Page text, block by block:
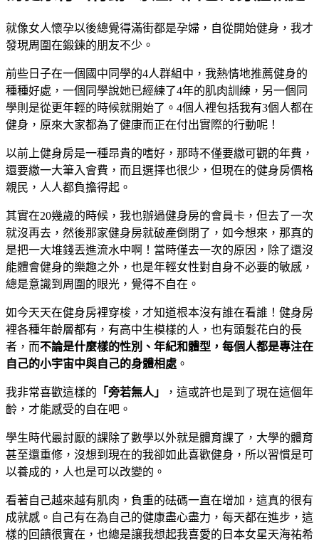
就像女人懷孕以後總覺得滿街都是孕婦，自從開始健身，我才
發現周圍在鍛鍊的朋友不少。
前些日子在一個國中同學的4人群組中，我熱情地推薦健身的
種種好處，一個同學說她已經練了4年的肌肉訓練，另一個同
學則是從更年輕的時候就開始了。4個人裡包括我有3個人都在
健身，原來大家都為了健康而正在付出實際的行動呢！
以前上健身房是一種昂貴的嗜好，那時不僅要繳可觀的年費，
還要繳一大筆入會費，而且選擇也很少，但現在的健身房價格
親民，人人都負擔得起。
其實在20幾歲的時候，我也辦過健身房的會員卡，但去了一次
就沒再去，然後那家健身房就破產倒閉了，如今想來，那真的
是把一大堆錢丟進流水中啊！當時僅去一次的原因，除了還沒
能體會健身的樂趣之外，也是年輕女性對自身不必要的敏感，
總是意識到周圍的眼光，覺得不自在。
如今天天在健身房裡穿梭，才知道根本沒有誰在看誰！健身房
裡各種年齡層都有，有高中生模樣的人，也有頭髮花白的長
者，而不論是什麼樣的性別、年紀和體型，每個人都是專注在
自己的小宇宙中與自己的身體相處 。
我非常喜歡這樣的 「旁若無人」
，這或許也是到了現在這個年
齡，才能感受的自在吧。
學生時代最討厭的課除了數學以外就是體育課了，大學的體育
甚至還重修，沒想到現在的我卻如此喜歡健身，所以習慣是可
以養成的，人也是可以改變的。
看著自己越來越有肌肉，負重的砝碼一直在增加，這真的很有
成就感。自己有在為自己的健康盡心盡力，每天都在進步，這
樣的回饋很實在，也總是讓我想起我喜愛的日本女星天海祐希